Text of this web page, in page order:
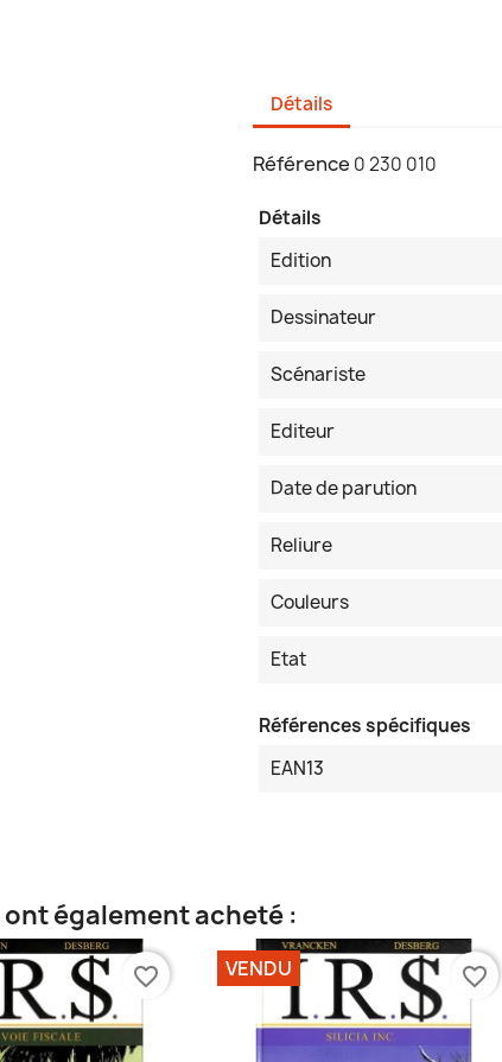
Détails
Référence 0 230 010
Détails
Edition
Dessinateur
Scénariste
Editeur
Date de parution
Reliure
Couleurs
Etat
Références spécifiques
EAN13
également acheté :
favorite_border VENDU favorite_border